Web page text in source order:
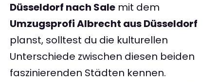
Düsseldorf nach Sale mit dem
Umzugsprofi Albrecht aus Düsseldorf
planst, solltest du die kulturellen
Unterschiede zwischen diesen beiden
faszinierenden Städten kennen.